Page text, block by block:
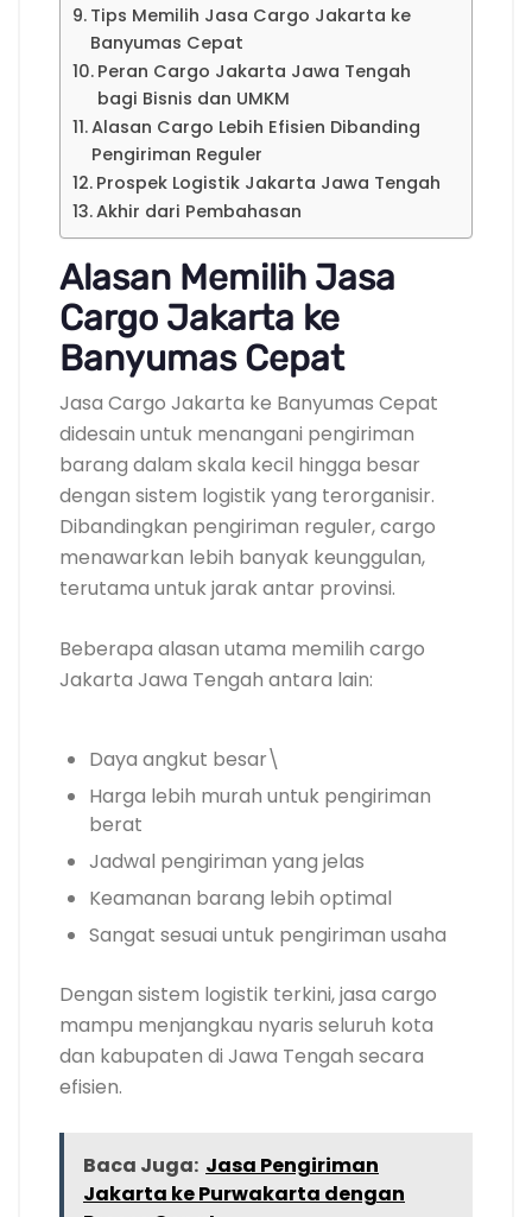
Tips Memilih Jasa Cargo Jakarta ke
Banyumas Cepat
Peran Cargo Jakarta Jawa Tengah
bagi Bisnis dan UMKM
Alasan Cargo Lebih Efisien Dibanding
Pengiriman Reguler
Prospek Logistik Jakarta Jawa Tengah
Akhir dari Pembahasan
Alasan Memilih Jasa
Cargo Jakarta ke
Banyumas Cepat
Jasa Cargo Jakarta ke Banyumas Cepat
didesain untuk menangani pengiriman
barang dalam skala kecil hingga besar
dengan sistem logistik yang terorganisir.
Dibandingkan pengiriman reguler, cargo
menawarkan lebih banyak keunggulan,
terutama untuk jarak antar provinsi.
Beberapa alasan utama memilih cargo
Jakarta Jawa Tengah antara lain:
Daya angkut besar\
Harga lebih murah untuk pengiriman
berat
Jadwal pengiriman yang jelas
Keamanan barang lebih optimal
Sangat sesuai untuk pengiriman usaha
Dengan sistem logistik terkini, jasa cargo
mampu menjangkau nyaris seluruh kota
dan kabupaten di Jawa Tengah secara
efisien.
Baca Juga: Jasa Pengiriman
Jakarta ke Purwakarta dengan